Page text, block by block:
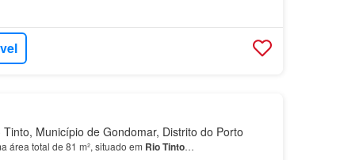
Tinto, Município de Gondomar, Distrito do Porto
área total de 81 m², situado em RioTinto…